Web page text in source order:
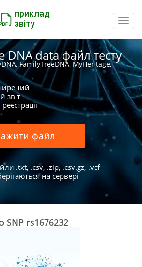
приклад
звіту
DNA data файл тесту
FamilyTreeDNA, MyHeritage,
звіт
файл
.txt, .csv, .zip, .csv.gz, .vcf
на сервері
SNP rs1676232